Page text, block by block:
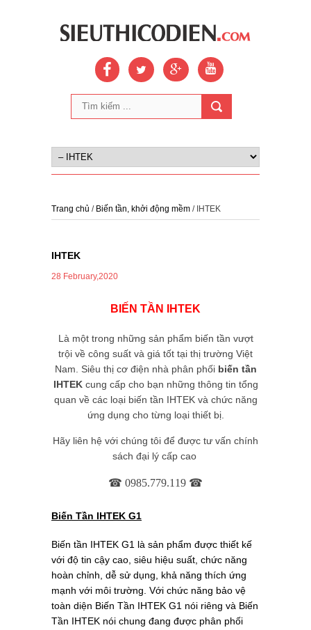
Trang chủ / Biến tần, khởi động mềm / IHTEK
IHTEK
28 February,2020
BIẾN TẦN IHTEK
Là một trong những sản phẩm biến tần vượt
trội về công suất và giá tốt tại thị trường Việt
Nam. Siêu thị cơ điện nhà phân phốibiến tần
IHTEKcung cấp cho bạn những thông tin tổng
quan về các loại biến tần IHTEK và chức năng
ứng dụng cho từng loại thiết bị.
Hãy liên hệ với chúng tôi để được tư vấn chính
sách đại lý cấp cao
☎ 0985.779.119 ☎
Biến Tần IHTEK G1
Biến tần IHTEK G1 là sản phẩm được thiết kế
với độ tin cậy cao, siêu hiệu suất, chức năng
hoàn chỉnh, dễ sử dụng, khả năng thích ứng
mạnh với môi trường. Với chức năng bảo vệ
toàn diện Biến Tần IHTEK G1 nói riêng và Biến
Tần IHTEK nói chung đang được phân phối